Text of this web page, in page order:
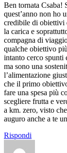
Ben tornata Csaba!
quest’anno non ho
credibile di obiettivi
la carica e
compagna di
qualche obiettivo
intanto cerco spunti
ma sono una
l’alimentazione
che il primo
fare una spesa più
scegliere frutta e
a km. zero, visto
auguro anche a te
Rispondi